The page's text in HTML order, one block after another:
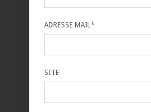
ADRESSE MAIL *
SITE